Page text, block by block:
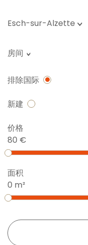
Esch-sur-Alzette
房间
排除国际
新建
价格
80 €
面积
0 m²